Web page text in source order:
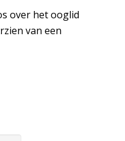
over het ooglid
van een